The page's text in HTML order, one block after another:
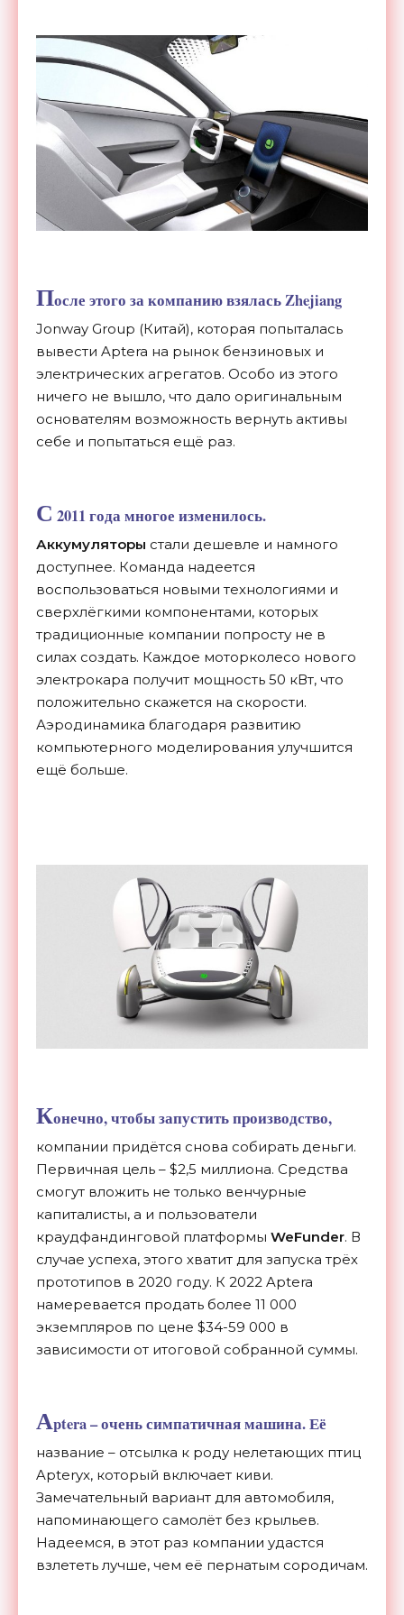
После этого за компанию взялась Zhejiang
Jonway Group (Китай), которая попыталась
вывести Aptera на рынок бензиновых и
электрических агрегатов. Особо из этого
ничего не вышло, что дало оригинальным
основателям возможность вернуть активы
себе и попытаться ещё раз.
С 2011 года многое изменилось.
Аккумуляторы стали дешевле и намного
доступнее. Команда надеется
воспользоваться новыми технологиями и
сверхлёгкими компонентами, которых
традиционные компании попросту не в
силах создать. Каждое моторколесо нового
электрокара получит мощность 50 кВт, что
положительно скажется на скорости.
Аэродинамика благодаря развитию
компьютерного моделирования улучшится
ещё больше.
Конечно, чтобы запустить производство,
компании придётся снова собирать деньги.
Первичная цель – $2,5 миллиона. Средства
смогут вложить не только венчурные
капиталисты, а и пользователи
краудфандинговой платформы WeFunder. В
случае успеха, этого хватит для запуска трёх
прототипов в 2020 году. К 2022 Aptera
намеревается продать более 11 000
экземпляров по цене $34-59 000 в
зависимости от итоговой собранной суммы.
Aptera – очень симпатичная машина. Её
название – отсылка к роду нелетающих птиц
Apteryx, который включает киви.
Замечательный вариант для автомобиля,
напоминающего самолёт без крыльев.
Надеемся, в этот раз компании удастся
взлететь лучше, чем её пернатым сородичам.